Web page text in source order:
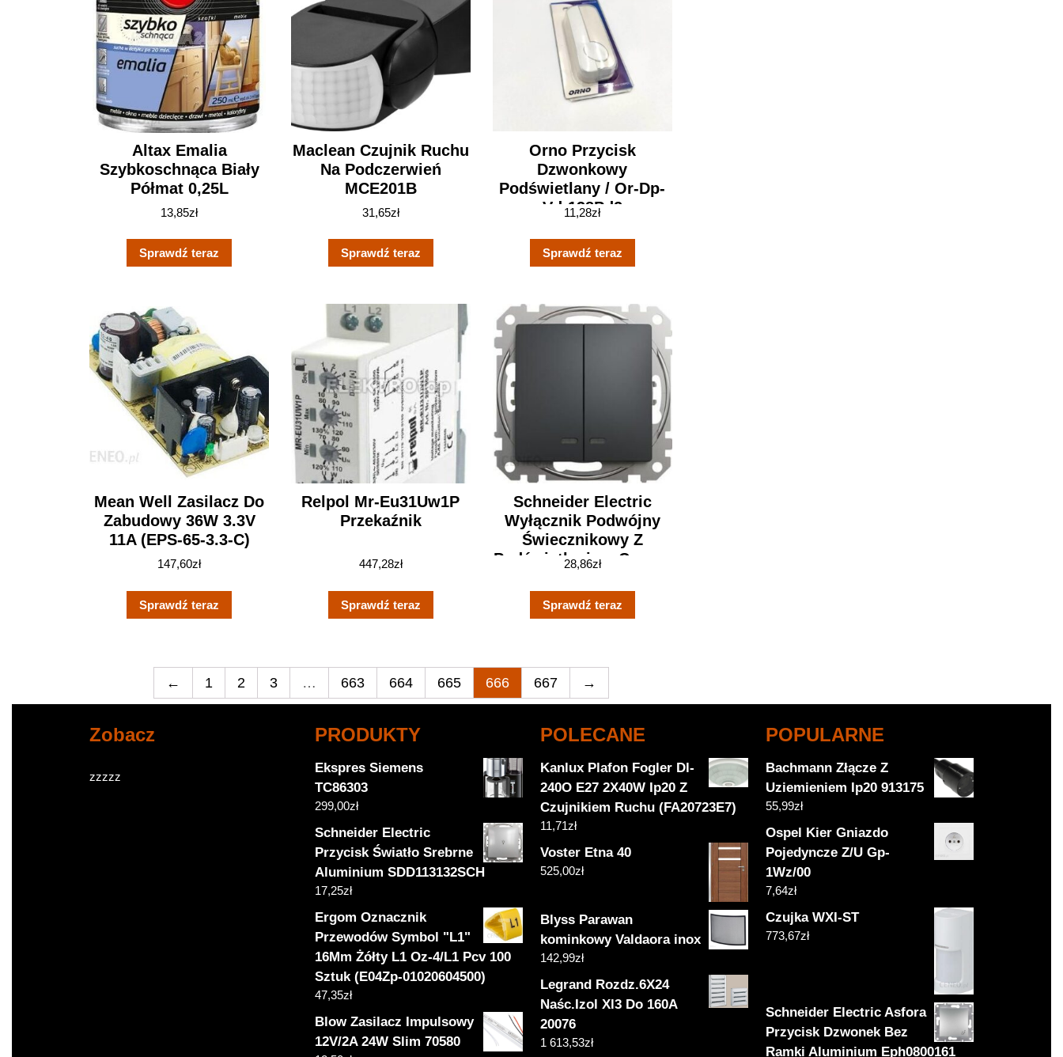
Altax Emalia
Szybkoschnąca Biały
Półmat 0,25L
13,85zł
Sprawdź teraz
Maclean Czujnik Ruchu
Na Podczerwień
MCE201B
31,65zł
Sprawdź teraz
Orno Przycisk
Dzwonkowy
Podświetlany / Or-Dp-
Vd-138Pd2
11,28zł
Sprawdź teraz
Mean Well Zasilacz Do
Zabudowy 36W 3.3V
11A (EPS-65-3.3-C)
147,60zł
Sprawdź teraz
Relpol Mr-Eu31Uw1P
Przekaźnik
447,28zł
Sprawdź teraz
Schneider Electric
Wyłącznik Podwójny
Świecznikowy Z
Podświetleniem Czarny
SDD114105LSCH
28,86zł
Sprawdź teraz
← 1 2 3 … 663 664 665 666 667 →
Zobacz
zzzzz
PRODUKTY
Ekspres Siemens
TC86303
299,00zł
Schneider Electric
Przycisk Światło Srebrne
Aluminium SDD113132SCH
17,25zł
Ergom Oznacznik
Przewodów Symbol "L1"
16Mm Żółty L1 Oz-4/L1 Pcv 100
Sztuk (E04Zp-01020604500)
47,35zł
Blow Zasilacz Impulsowy
12V/2A 24W Slim 70580
POLECANE
Kanlux Plafon Fogler Dl-
240O E27 2X40W Ip20 Z
Czujnikiem Ruchu (FA20723E7)
11,71zł
Voster Etna 40
525,00zł
Blyss Parawan
kominkowy Valdaora inox
142,99zł
Legrand Rozdz.6X24
Naśc.Izol Xl3 Do 160A
20076
1 613,53zł
POPULARNE
Bachmann Złącze Z
Uziemieniem Ip20 913175
55,99zł
Ospel Kier Gniazdo
Pojedyncze Z/U Gp-
1Wz/00
7,64zł
Czujka WXI-ST
773,67zł
Schneider Electric Asfora
Przycisk Dzwonek Bez
Ramki Aluminium Eph0800161